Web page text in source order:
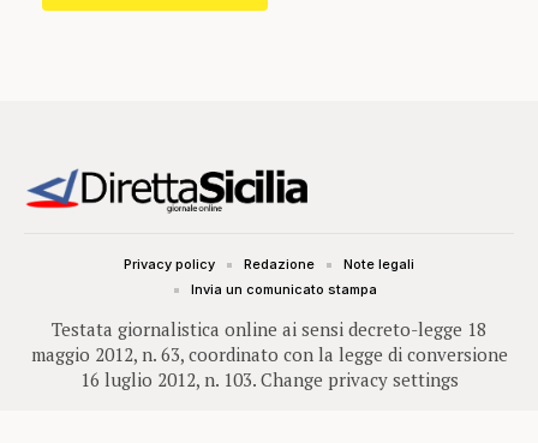
Testata giornalistica online ai sensi decreto-legge 18
maggio 2012, n. 63, coordinato con la legge di conversione
16 luglio 2012, n. 103. Change privacy settings
Privacy policy Redazione
Note legali
Invia un comunicato stampa